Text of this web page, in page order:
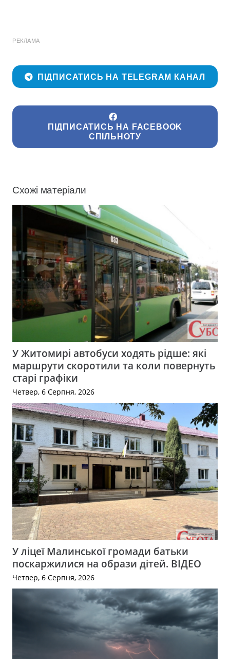
РЕКЛАМА
ПІДПИСАТИСЬ НА TELEGRAM КАНАЛ
ПІДПИСАТИСЬ НА FACEBOOK
СПІЛЬНОТУ
Схожі матеріали
У Житомирі автобуси ходять рідше: які
маршрути скоротили та коли повернуть
старі графіки
Четвер, 6 Серпня, 2026
У ліцеї Малинської громади батьки
поскаржилися на образи дітей. ВІДЕО
Четвер, 6 Серпня, 2026